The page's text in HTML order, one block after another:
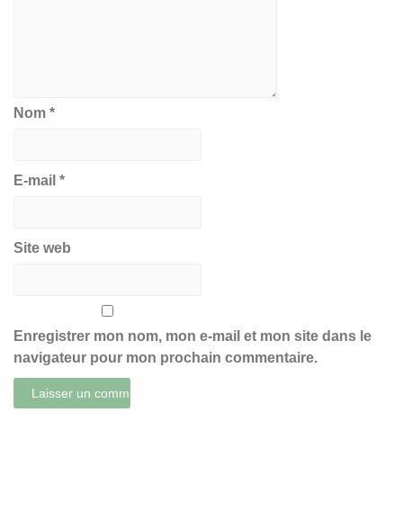
Nom *
E-mail *
Site web
Enregistrer mon nom, mon e-mail et mon site dans le
navigateur pour mon prochain commentaire.